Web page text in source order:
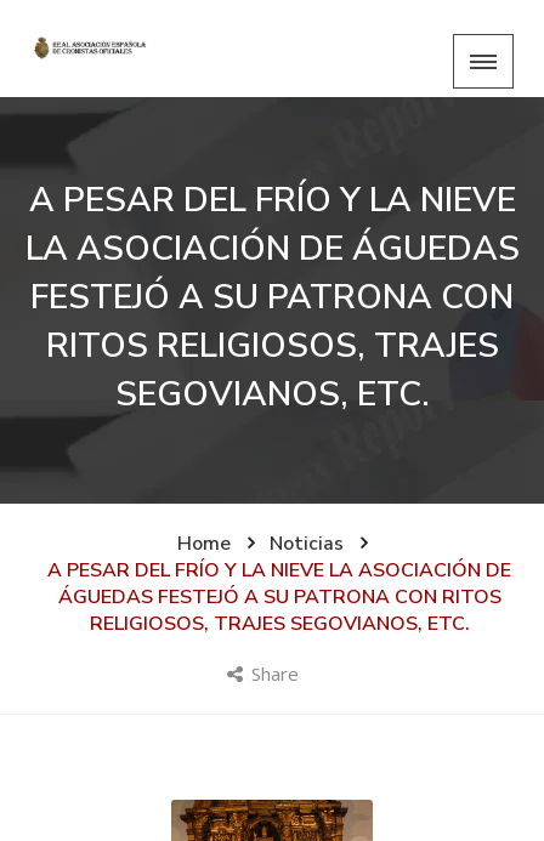
A PESAR DEL FRÍO Y LA NIEVE
LA ASOCIACIÓN DE ÁGUEDAS
FESTEJÓ A SU PATRONA CON
RITOS RELIGIOSOS, TRAJES
SEGOVIANOS, ETC.
Home
Noticias
A PESAR DEL FRÍO Y LA NIEVE LA ASOCIACIÓN DE
ÁGUEDAS FESTEJÓ A SU PATRONA CON RITOS
RELIGIOSOS, TRAJES SEGOVIANOS, ETC.
Share